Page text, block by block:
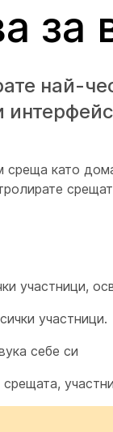
най-
като
участници,
участници.
себе си